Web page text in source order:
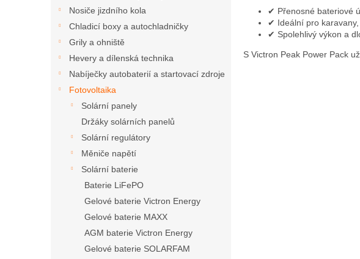
Nosiče jizdního kola
Chladicí boxy a autochladničky
Grily a ohniště
Hevery a dílenská technika
Nabíječky autobaterií a startovací zdroje
Fotovoltaika
Solární panely
Držáky solárních panelů
Solární regulátory
Měniče napětí
Solární baterie
Baterie LiFePO
Gelové baterie Victron Energy
Gelové baterie MAXX
AGM baterie Victron Energy
Gelové baterie SOLARFAM
✔ Přenosné bateriové
✔ Ideální pro
✔ Spolehlivý výkon a
S Victron Peak Power Pack